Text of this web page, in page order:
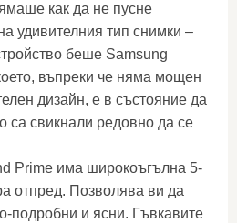
как да не пусне
удивителния тип снимки –
беше Samsung
въпреки че няма мощен
дизайн, е в състояние да
са свикнали редовно да се
Prime има широкоъгълна 5-
отпред. Позволява ви да
подробни и ясни. Гъвкавите